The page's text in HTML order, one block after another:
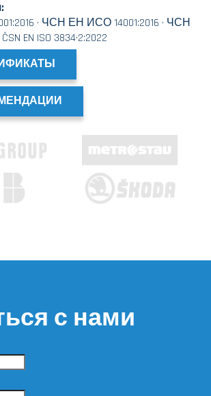
· ЧСН ЕН ИСО 14001:2016 · ЧСН
EN ISO 3834·2:2022
с нами